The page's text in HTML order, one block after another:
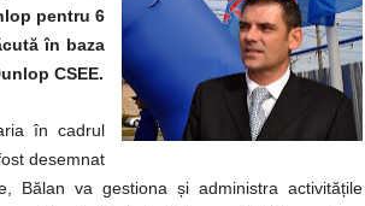
pentru 6
în baza
CSEE.
în cadrul
desemnat
Bălan va gestiona și administra activitățile